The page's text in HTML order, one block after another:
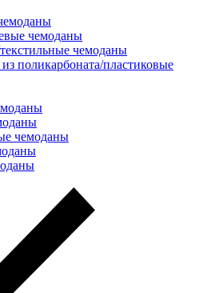
чемоданы
чемоданы
поликарбоната/пластиковые
чемоданы